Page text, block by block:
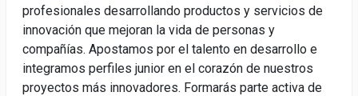
profesionales desarrollando productos y servicios de
innovación que mejoran la vida de personas y
compañías. Apostamos por el talento en desarrollo e
integramos perfiles junior en el corazón de nuestros
proyectos más innovadores. Formarás parte activa de